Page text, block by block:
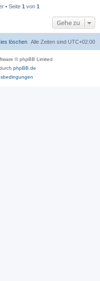
• Seite 1 von 1
Gehe zu
Alle Zeiten sind UTC+02:00
löschen
© phpBB Limited
phpBB.de